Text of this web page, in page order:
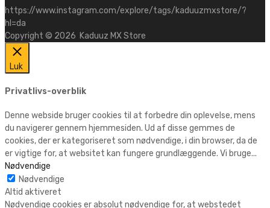
https://www.instagram.com/explore/tags/kaduuzmxstore/?
hl=da
Copyright © 2026 Kaduuz MX Store
Luk
Privatlivs-overblik
Denne webside bruger cookies til at forbedre din oplevelse, mens
du navigerer gennem hjemmesiden. Ud af disse gemmes de
cookies, der er kategoriseret som nødvendige, i din browser, da de
er vigtige for, at websitet kan fungere grundlæggende. Vi bruge...
Nødvendige
Nødvendige
Altid aktiveret
Nødvendige cookies er absolut nødvendige for, at webstedet